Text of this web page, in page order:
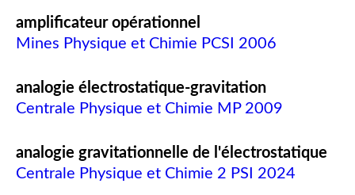
amplificateur opérationnel
Mines Physique et Chimie PCSI 2006
analogie électrostatique-gravitation
Centrale Physique et Chimie MP 2009
analogie gravitationnelle de l'électrostatique
Centrale Physique et Chimie 2 PSI 2024